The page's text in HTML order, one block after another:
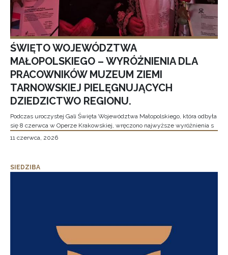
ŚWIĘTO WOJEWÓDZTWA
MAŁOPOLSKIEGO – WYRÓŻNIENIA DLA
PRACOWNIKÓW MUZEUM ZIEMI
TARNOWSKIEJ PIELĘGNUJĄCYCH
DZIEDZICTWO REGIONU.
Podczas uroczystej Gali Święta Województwa Małopolskiego, która odbyła
się 8 czerwca w Operze Krakowskiej, wręczono najwyższe wyróżnienia s
11 czerwca, 2026
SIEDZIBA